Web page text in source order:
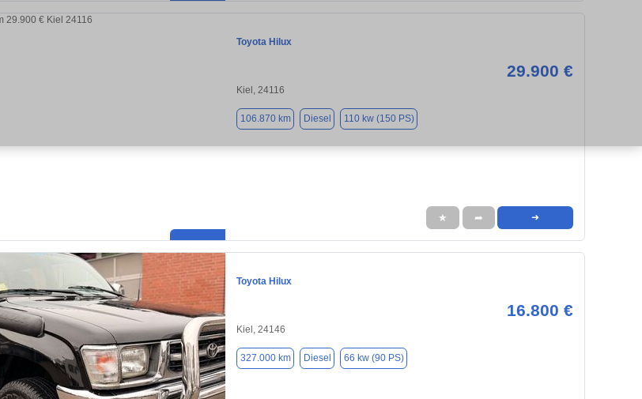
Toyota Hilux
29.900 €
Kiel, 24116
106.870 km Diesel 110 kw (150 PS)
★ ➦ ➜
Toyota Hilux
16.800 €
Kiel, 24146
327.000 km Diesel 66 kw (90 PS)